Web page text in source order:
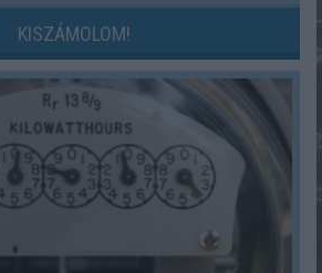
KISZÁMOLOM!